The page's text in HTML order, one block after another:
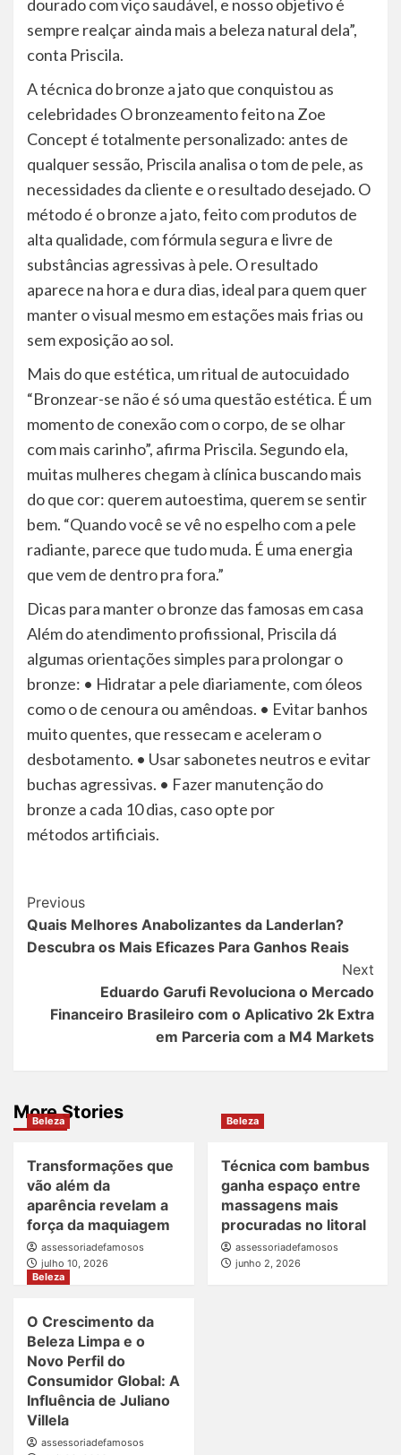
dourado com viço saudável, e nosso objetivo é
sempre realçar ainda mais a beleza natural dela”,
conta Priscila.
A técnica do bronze a jato que conquistou as
celebridades O bronzeamento feito na Zoe
Concept é totalmente personalizado: antes de
qualquer sessão, Priscila analisa o tom de pele, as
necessidades da cliente e o resultado desejado. O
método é o bronze a jato, feito com produtos de
alta qualidade, com fórmula segura e livre de
substâncias agressivas à pele. O resultado
aparece na hora e dura dias, ideal para quem quer
manter o visual mesmo em estações mais frias ou
sem exposição ao sol.
Mais do que estética, um ritual de autocuidado
“Bronzear-se não é só uma questão estética. É um
momento de conexão com o corpo, de se olhar
com mais carinho”, afirma Priscila. Segundo ela,
muitas mulheres chegam à clínica buscando mais
do que cor: querem autoestima, querem se sentir
bem. “Quando você se vê no espelho com a pele
radiante, parece que tudo muda. É uma energia
que vem de dentro pra fora.”
Dicas para manter o bronze das famosas em casa
Além do atendimento profissional, Priscila dá
algumas orientações simples para prolongar o
bronze: • Hidratar a pele diariamente, com óleos
como o de cenoura ou amêndoas. • Evitar banhos
muito quentes, que ressecam e aceleram o
desbotamento. • Usar sabonetes neutros e evitar
buchas agressivas. • Fazer manutenção do
bronze a cada 10 dias, caso opte por
métodos artificiais.
Post
Navigation
Previous
Quais Melhores Anabolizantes da Landerlan?
Descubra os Mais Eficazes Para Ganhos Reais
Next
Eduardo Garufi Revoluciona o Mercado
Financeiro Brasileiro com o Aplicativo 2k Extra
em Parceria com a M4 Markets
More Stories
Beleza
Transformações que
vão além da
aparência revelam a
força da maquiagem
assessoriadefamosos
julho 10, 2026
Beleza
Técnica com bambus
ganha espaço entre
massagens mais
procuradas no litoral
assessoriadefamosos
junho 2, 2026
Beleza
O Crescimento da
Beleza Limpa e o
Novo Perfil do
Consumidor Global: A
Influência de Juliano
Villela
assessoriadefamosos